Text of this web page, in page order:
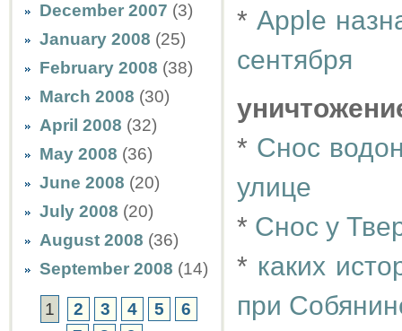
December 2007 (3)
January 2008 (25)
February 2008 (38)
March 2008 (30)
April 2008 (32)
May 2008 (36)
June 2008 (20)
July 2008 (20)
August 2008 (36)
September 2008 (14)
1 2 3 4 5
6
*Apple
сентября
* Снос
улице
* Снос у
* каких
при